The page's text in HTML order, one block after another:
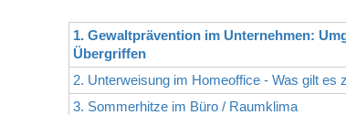
1. Gewaltprävention im Unternehmen:
Übergriffen
2. Unterweisung im Homeoffice - Was gilt es
3. Sommerhitze im Büro / Raumklima